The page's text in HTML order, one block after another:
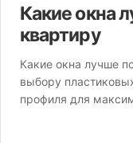
Какие окна
квартиру
Какие окна лучше
выбору
профиля для